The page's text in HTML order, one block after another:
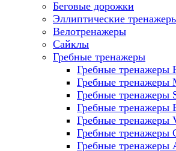
Беговые дорожки
Эллиптические
Велотренажеры
Сайклы
Гребные тренажеры
Гребные тренажеры
Гребные тренажеры
Гребные тренажеры
Гребные тренажеры
Гребные тренажеры
Гребные тренажеры
Гребные тренажеры